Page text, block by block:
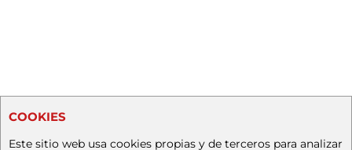
COOKIES
Este sitio web usa cookies propias y de terceros para analizar